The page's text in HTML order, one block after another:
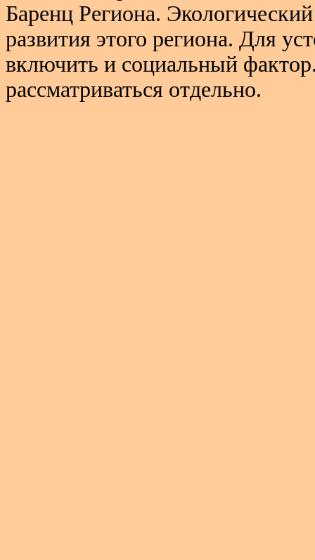
Баренц Региона.
развития этого региона. Для
включить и социальный
рассматриваться отдельно.